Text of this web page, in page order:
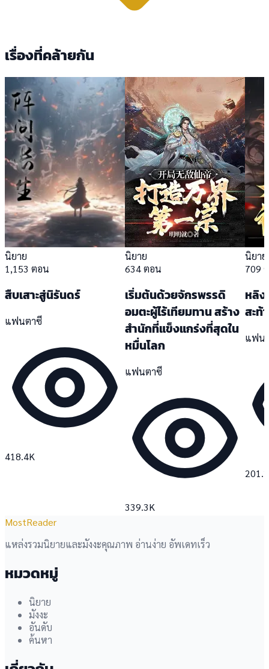
เรื่องที่คล้ายกัน
นิยาย
1,153 ตอน
สืบเสาะสู่นิรันดร์
แฟนตาซี
418.4K
นิยาย
634 ตอน
เริ่มต้นด้วยจักรพรรดิ
อมตะผู้ไร้เทียมทาน สร้าง
สำนักที่แข็งแกร่งที่สุดใน
หมื่นโลก
แฟนตาซี
339.3K
นิยาย
709
หลิง
สะท้
แฟน
MostReader
แหล่งรวมนิยายและมังงะคุณภาพ อ่านง่าย อัพเดทเร็ว
หมวดหมู่
นิยาย
มังงะ
อันดับ
ค้นหา